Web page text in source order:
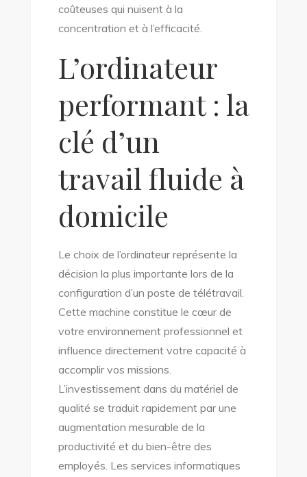
coûteuses qui nuisent à la
concentration et à l’efficacité.
L’ordinateur
performant : la
clé d’un
travail fluide à
domicile
Le choix de l’ordinateur représente la
décision la plus importante lors de la
configuration d’un poste de télétravail.
Cette machine constitue le cœur de
votre environnement professionnel et
influence directement votre capacité à
accomplir vos missions.
L’investissement dans du matériel de
qualité se traduit rapidement par une
augmentation mesurable de la
productivité et du bien-être des
employés. Les services informatiques